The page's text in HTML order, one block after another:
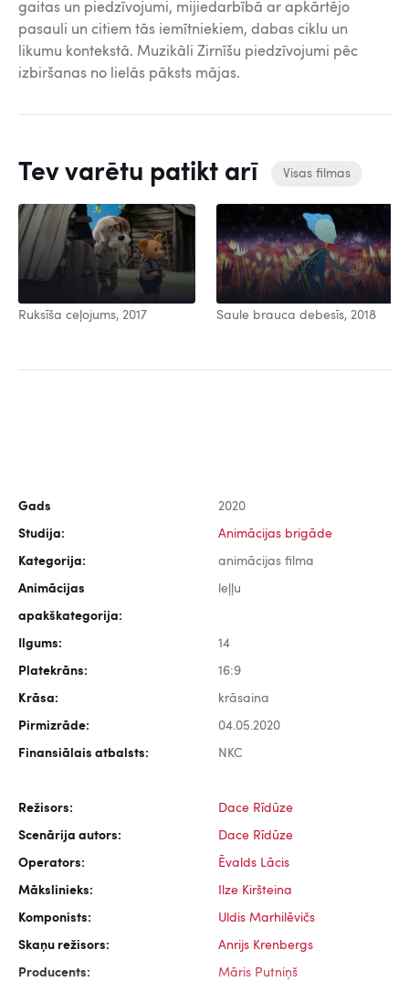
gaitas un piedzīvojumi, mijiedarbībā ar apkārtējo
pasauli un citiem tās iemītniekiem, dabas ciklu un
likumu kontekstā. Muzikāli Zirnīšu piedzīvojumi pēc
izbiršanas no lielās pāksts mājas.
Tev varētu patikt arī Visas filmas
Ruksīša ceļojums, 2017 Saule brauca debesīs, 2018
Gads 2020
Studija: Animācijas brigāde
Kategorija: animācijas filma
Animācijas
apakškategorija:
leļļu
Ilgums: 14
Platekrāns: 16:9
Krāsa: krāsaina
Pirmizrāde: 04.05.2020
Finansiālais atbalsts: NKC
Režisors: Dace Rīdūze
Scenārija autors: Dace Rīdūze
Operators: Ēvalds Lācis
Mākslinieks: Ilze Kiršteina
Komponists: Uldis Marhilēvičs
Skaņu režisors: Anrijs Krenbergs
Producents: Māris Putniņš